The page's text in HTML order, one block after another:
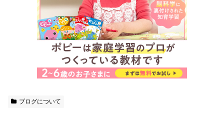
ブログについて